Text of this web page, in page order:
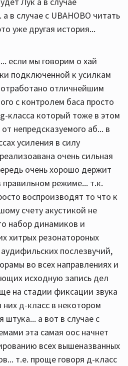
в случае с UBAHOBО читать
уже другая история...
если мы говорим о хай
подключенной к усилкам
отличнейшим
с контролем баса просто
класса который тоже в этом
непредсказуемого аб... в
усиления в силу
очень сильная
очень хорошо держит
режиме... т.к.
воспроизводят то что к
счету акустикой не
набор динамиков и
хитрых резонатороных
послезвучий,
во всех направлениях и
исходную запись дел
на стадии фиксации звука
д-класс в некотором
штука... а вот в случае с
эта самая оос начнет
всех вышеназванных
т.е. проще говоря д-класс